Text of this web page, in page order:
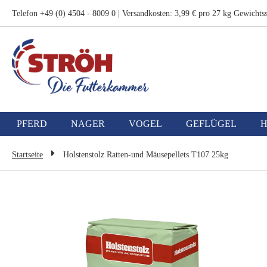
Telefon +49 (0) 4504 - 8009 0 | Versandkosten: 3,99 € pro 27 kg
Zum
Inhalt
springen
PFERD NAGER VOGEL GEFLÜGEL
Startseite Holstenstolz Ratten-und Mäusepellets T107 25kg